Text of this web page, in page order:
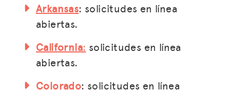
Arkansas: solicitudes en línea
abiertas.
California: solicitudes en línea
abiertas.
Colorado: solicitudes en línea